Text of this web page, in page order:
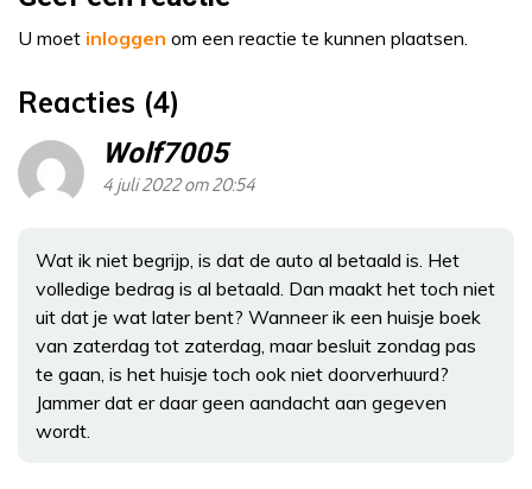
U moet inloggen om een reactie te kunnen plaatsen.
Reacties (4)
Wolf7005
4 juli 2022 om 20:54
Wat ik niet begrijp, is dat de auto al betaald is. Het
volledige bedrag is al betaald. Dan maakt het toch niet
uit dat je wat later bent? Wanneer ik een huisje boek
van zaterdag tot zaterdag, maar besluit zondag pas
te gaan, is het huisje toch ook niet doorverhuurd?
Jammer dat er daar geen aandacht aan gegeven
wordt.